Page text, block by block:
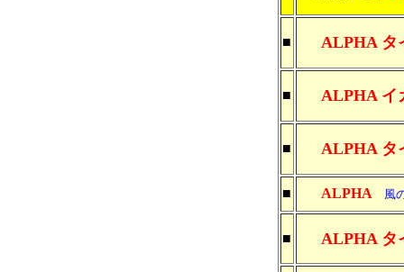
■ ALPHA タ
■ ALPHA イ
■ ALPHA タ
■ ALPHA 風
■ ALPHA タ